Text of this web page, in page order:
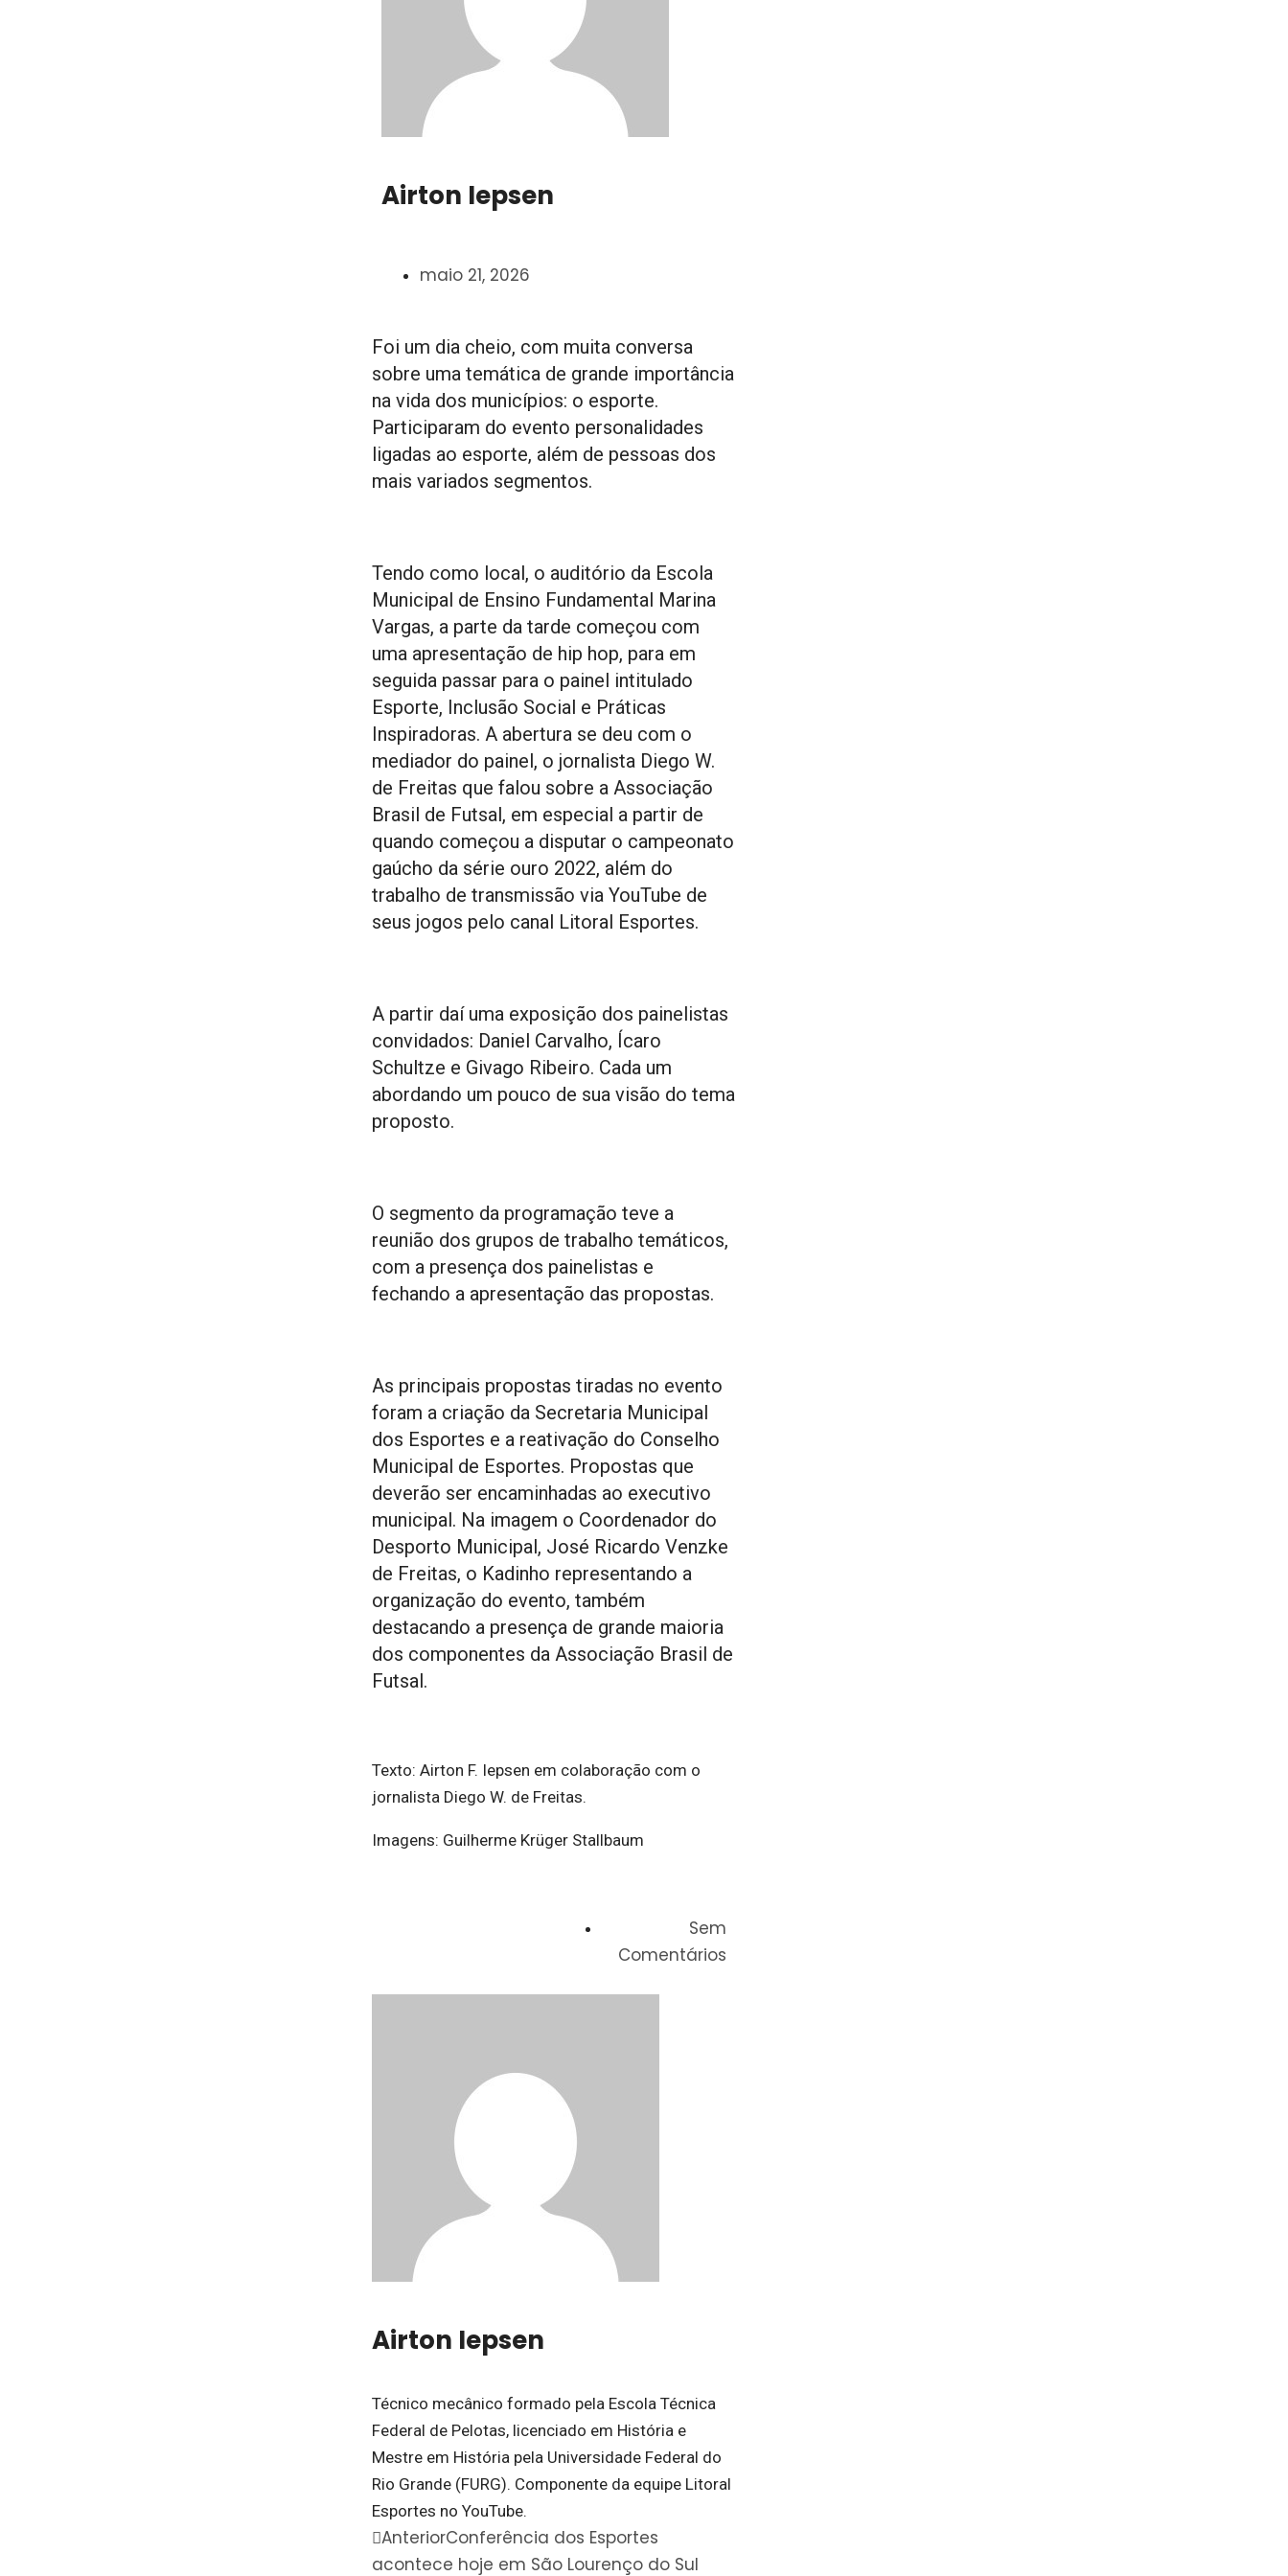
Airton Iepsen
maio 21, 2026
Foi um dia cheio, com muita conversa
sobre uma temática de grande importância
na vida dos municípios: o esporte.
Participaram do evento personalidades
ligadas ao esporte, além de pessoas dos
mais variados segmentos.
Tendo como local, o auditório da Escola
Municipal de Ensino Fundamental Marina
Vargas, a parte da tarde começou com
uma apresentação de hip hop, para em
seguida passar para o painel intitulado
Esporte, Inclusão Social e Práticas
Inspiradoras. A abertura se deu com o
mediador do painel, o jornalista Diego W.
de Freitas que falou sobre a Associação
Brasil de Futsal, em especial a partir de
quando começou a disputar o campeonato
gaúcho da série ouro 2022, além do
trabalho de transmissão via YouTube de
seus jogos pelo canal Litoral Esportes.
A partir daí uma exposição dos painelistas
convidados: Daniel Carvalho, Ícaro
Schultze e Givago Ribeiro. Cada um
abordando um pouco de sua visão do tema
proposto.
O segmento da programação teve a
reunião dos grupos de trabalho temáticos,
com a presença dos painelistas e
fechando a apresentação das propostas.
As principais propostas tiradas no evento
foram a criação da Secretaria Municipal
dos Esportes e a reativação do Conselho
Municipal de Esportes. Propostas que
deverão ser encaminhadas ao executivo
municipal. Na imagem o Coordenador do
Desporto Municipal, José Ricardo Venzke
de Freitas, o Kadinho representando a
organização do evento, também
destacando a presença de grande maioria
dos componentes da Associação Brasil de
Futsal.
Texto: Airton F. Iepsen em colaboração com o
jornalista Diego W. de Freitas.
Imagens: Guilherme Krüger Stallbaum
Sem
Comentários
Airton Iepsen
Técnico mecânico formado pela Escola Técnica
Federal de Pelotas, licenciado em História e
Mestre em História pela Universidade Federal do
Rio Grande (FURG). Componente da equipe Litoral
Esportes no YouTube.
AnteriorConferência dos Esportes
acontece hoje em São Lourenço do Sul